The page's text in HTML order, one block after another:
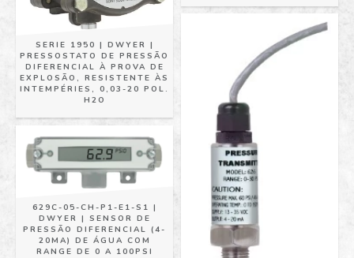
SERIE 1950 | DWYER |
PRESSOSTATO DE PRESSÃO
DIFERENCIAL À PROVA DE
EXPLOSÃO, RESISTENTE ÀS
INTEMPÉRIES, 0,03-20 POL.
H2O
629C-05-CH-P1-E1-S1 |
DWYER | SENSOR DE
PRESSÃO DIFERENCIAL (4-
20MA) DE ÁGUA COM
RANGE DE 0 A 100PSI